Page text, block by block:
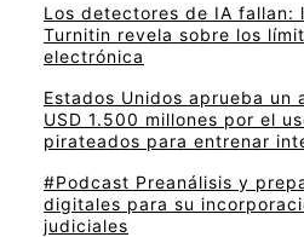
Los detectores de IA fallan:
Turnitin revela sobre los
electrónica
Estados Unidos aprueba un
USD 1.500 millones por el
pirateados para entrenar
#Podcast Preanálisis y
digitales para su
judiciales